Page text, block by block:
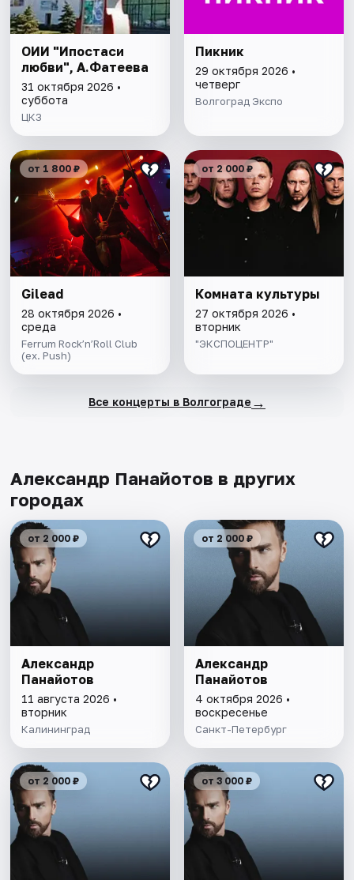
ОИИ "Ипостаси
любви", А.Фатеева
31 октября 2026 •
суббота
ЦКЗ
Пикник
29 октября 2026 •
четверг
Волгоград Экспо
от 1 800 ₽
Gilead
28 октября 2026 •
среда
Ferrum Rock’n’Roll Club
(ex. Push)
от 2 000 ₽
Комната культуры
27 октября 2026 •
вторник
"ЭКСПОЦЕНТР"
Все концерты в Волгограде →
Александр Панайотов в других
городах
от 2 000 ₽
Александр
Панайотов
11 августа 2026 •
вторник
Калининград
от 2 000 ₽
Александр
Панайотов
4 октября 2026 •
воскресенье
Санкт-Петербург
от 2 000 ₽ от 3 000 ₽